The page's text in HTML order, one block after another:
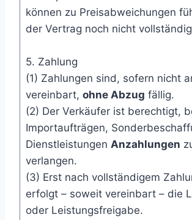
können zu Preisabweichungen
der Vertrag noch nicht
5. Zahlung
(1) Zahlungen sind, sofern nicht
vereinbart, ohne Abzug fällig.
(2) Der Verkäufer ist berechtigt,
Importaufträgen,
Dienstleistungen Anzahlungen
verlangen.
(3) Erst nach vollständigem
erfolgt – soweit vereinbart – die
oder Leistungsfreigabe.